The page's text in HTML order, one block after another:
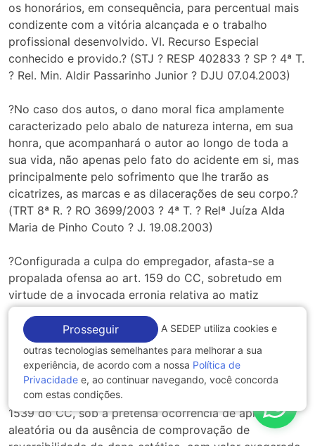
os honorários, em consequência, para percentual mais
condizente com a vitória alcançada e o trabalho
profissional desenvolvido. VI. Recurso Especial
conhecido e provido.? (STJ ? RESP 402833 ? SP ? 4ª T.
? Rel. Min. Aldir Passarinho Junior ? DJU 07.04.2003)
?No caso dos autos, o dano moral fica amplamente
caracterizado pelo abalo de natureza interna, em sua
honra, que acompanhará o autor ao longo de toda a
sua vida, não apenas pelo fato do acidente em si, mas
principalmente pelo sofrimento que lhe trarão as
cicatrizes, as marcas e as dilacerações de seu corpo.?
(TRT 8ª R. ? RO 3699/2003 ? 4ª T. ? Relª Juíza Alda
Maria de Pinho Couto ? J. 19.08.2003)
?Configurada a culpa do empregador, afasta-se a
propalada ofensa ao art. 159 do CC, sobretudo em
virtude de a invocada erronia relativa ao matiz
absolutamente fático da controvérsia induzir à idéia de
inadmissibilidade da revista, em virtude de o reexame
de fatos e provas lhe ser refratário, a teor do
Enunciado nº 126 do TST. Não vinga, ainda, a tese de
que o valor arbitrado por dano moral a título de
compensação pelo dano estético sofrido, vulnera o art.
1539 do CC, sob a pretensa ocorrência de aplicação
aleatória ou da ausência de comprovação de
Prosseguir
A SEDEP utiliza cookies e
outras tecnologias semelhantes para melhorar a sua
experiência, de acordo com a nossa Política de
Privacidade e, ao continuar navegando, você concorda
com estas condições.